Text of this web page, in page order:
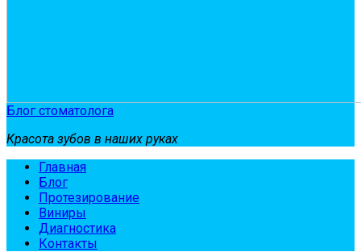
Блог стоматолога
Красота зубов в наших руках
Главная
Блог
Протезирование
Виниры
Диагностика
Контакты